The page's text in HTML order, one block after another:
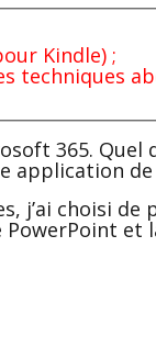
Kindle) ;
365.
application
j’ai choisi
et